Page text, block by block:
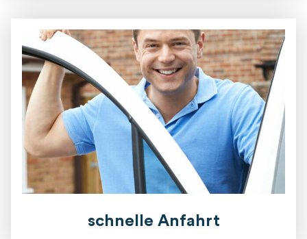
schnelle Anfahrt